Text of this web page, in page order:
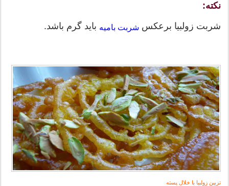
نکته:
شربت زولبیا برعکس شربت بامیه باید گرم باشد.
تزیین زولبیا با خلال پسته